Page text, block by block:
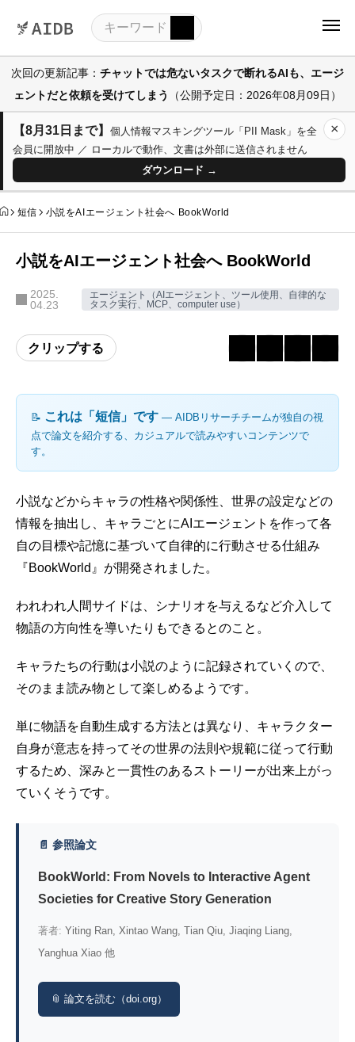
次回の更新記事： チャットでは危ないタスクで断れるAIも、エージ
ェントだと依頼を受けてしまう
（公開予定日：2026年08月09日）
【8月31日まで】 個人情報マスキングツール「PII Mask」を全
会員に開放中 ／ ローカルで動作、文書は外部に送信されません
ダウンロード →
×
短信 小説をAIエージェント社会へ BookWorld
小説をAIエージェント社会へ BookWorld
2025.
04.23
エージェント（AIエージェント、ツール使用、自律的な
タスク実行、MCP、computer use）
クリップする
📝 これは「短信」です ― AIDBリサーチチームが独自の視
点で論文を紹介する、カジュアルで読みやすいコンテンツで
す。
小説などからキャラの性格や関係性、世界の設定などの
情報を抽出し、キャラごとにAIエージェントを作って各
自の目標や記憶に基づいて自律的に行動させる仕組み
『BookWorld』が開発されました。
われわれ人間サイドは、シナリオを与えるなど介入して
物語の方向性を導いたりもできるとのこと。
キャラたちの行動は小説のように記録されていくので、
そのまま読み物として楽しめるようです。
単に物語を自動生成する方法とは異なり、キャラクター
自身が意志を持ってその世界の法則や規範に従って行動
するため、深みと一貫性のあるストーリーが出来上がっ
ていくそうです。
📄 参照論文
BookWorld: From Novels to Interactive Agent
Societies for Creative Story Generation
著者: Yiting Ran, Xintao Wang, Tian Qiu, Jiaqing Liang,
Yanghua Xiao 他
📎 論文を読む（doi.org）